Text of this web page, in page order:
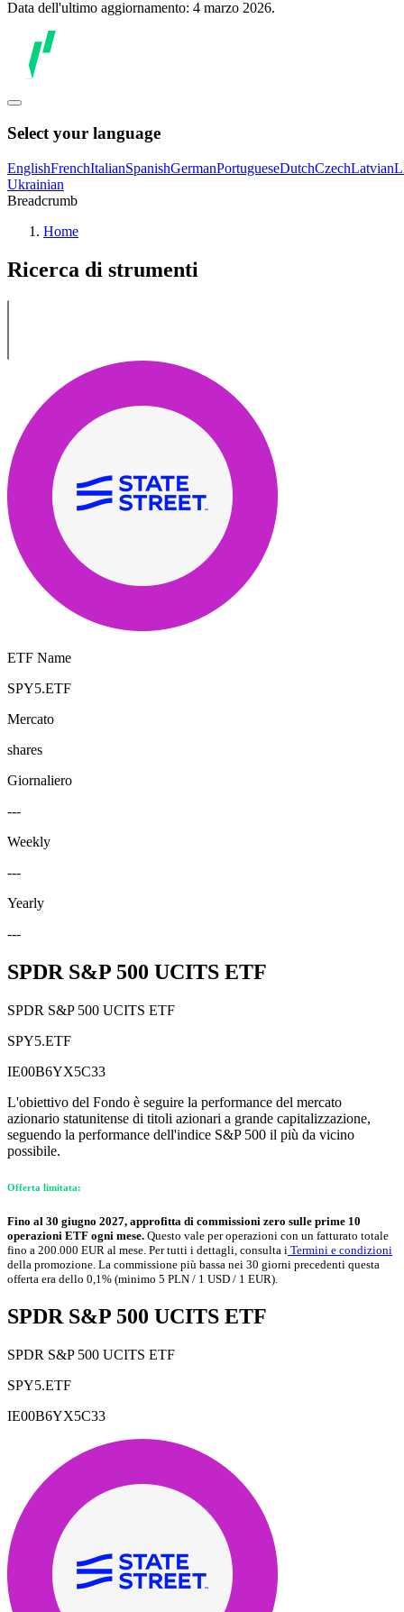
Data dell'ultimo aggiornamento: 4 marzo 2026.
Select your language
EnglishFrenchItalianSpanishGermanPortugueseDutchCzechLatvian
Ukrainian
Breadcrumb
Home
Ricerca di strumenti
ETF Name
SPY5.ETF
Mercato
shares
Giornaliero
---
Weekly
---
Yearly
---
SPDR S&P 500 UCITS ETF
SPDR S&P 500 UCITS ETF
SPY5.ETF
IE00B6YX5C33
L'obiettivo del Fondo è seguire la performance del mercato
azionario statunitense di titoli azionari a grande capitalizzazione,
seguendo la performance dell'indice S&P 500 il più da vicino
possibile.
Offerta limitata:
Fino al 30 giugno 2027, approfitta di commissioni zero sulle prime 10
operazioni ETF ogni mese. Questo vale per operazioni con un fatturato totale
fino a 200.000 EUR al mese. Per tutti i dettagli, consulta i Termini e condizioni
della promozione. La commissione più bassa nei 30 giorni precedenti questa
offerta era dello 0,1% (minimo 5 PLN / 1 USD / 1 EUR).
SPDR S&P 500 UCITS ETF
SPDR S&P 500 UCITS ETF
SPY5.ETF
IE00B6YX5C33